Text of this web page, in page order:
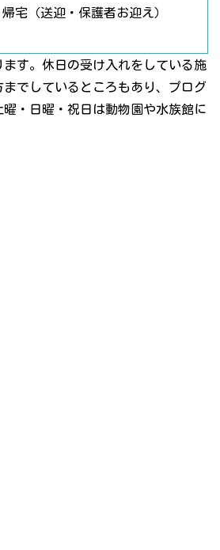
帰宅（送迎・保護者お迎え）
す。休日の受け入れをしている施
でしているところもあり、プログ
・日曜・祝日は動物園や水族館に